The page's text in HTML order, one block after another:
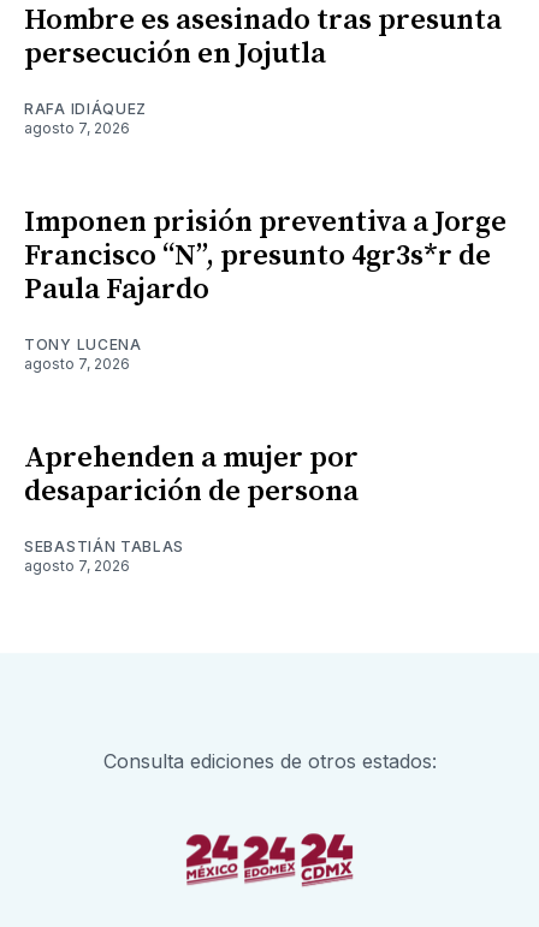
Hombre es asesinado tras presunta
persecución en Jojutla
RAFA IDIÁQUEZ
agosto 7, 2026
Imponen prisión preventiva a Jorge
Francisco “N”, presunto 4gr3s*r de
Paula Fajardo
TONY LUCENA
agosto 7, 2026
Aprehenden a mujer por
desaparición de persona
SEBASTIÁN TABLAS
agosto 7, 2026
Consulta ediciones de otros estados: